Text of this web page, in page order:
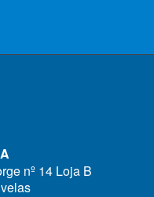
nº 14 Loja B